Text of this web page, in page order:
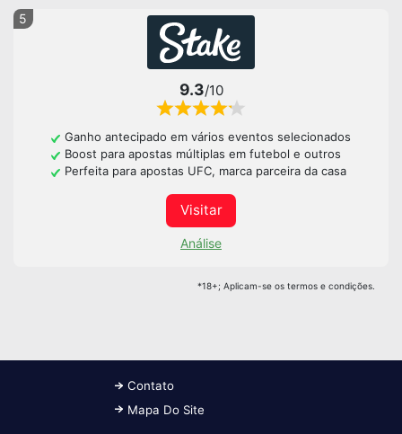
5
9.3/10
Ganho antecipado em vários eventos selecionados
Boost para apostas múltiplas em futebol e outros
Perfeita para apostas UFC, marca parceira da casa
Visitar
Análise
*18+; Aplicam-se os termos e condições.
Contato
Mapa Do Site